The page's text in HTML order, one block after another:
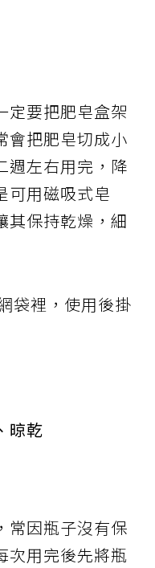
定要把肥皂盒架
會把肥皂切成小
週左右用完，降
可用磁吸式皂
其保持乾燥，細
袋裡，使用後掛
晾乾
常因瓶子沒有保
次用完後先將瓶